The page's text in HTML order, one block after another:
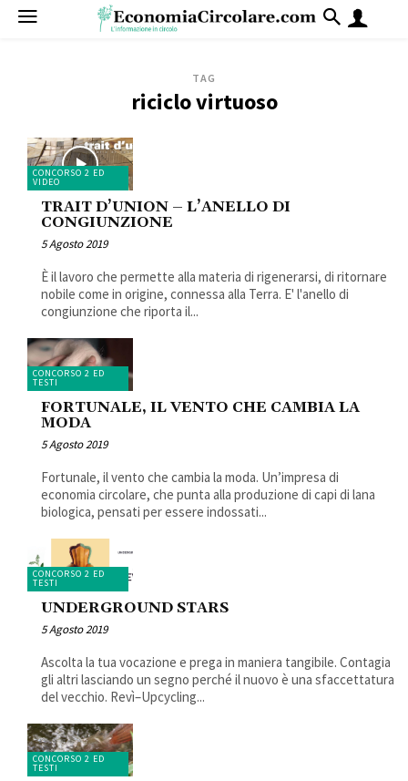
TAG
riciclo virtuoso
CONCORSO 2 ED
VIDEO
TRAIT D’UNION – L’ANELLO DI
CONGIUNZIONE
5 Agosto 2019
È il lavoro che permette alla materia di rigenerarsi, di ritornare
nobile come in origine, connessa alla Terra. E' l'anello di
congiunzione che riporta il...
CONCORSO 2 ED
TESTI
FORTUNALE, IL VENTO CHE CAMBIA LA
MODA
5 Agosto 2019
Fortunale, il vento che cambia la moda. Un’impresa di
economia circolare, che punta alla produzione di capi di lana
biologica, pensati per essere indossati...
CONCORSO 2 ED
TESTI
UNDERGROUND STARS
5 Agosto 2019
Ascolta la tua vocazione e prega in maniera tangibile. Contagia
gli altri lasciando un segno perché il nuovo è una sfaccettatura
del vecchio. Revì–Upcycling...
CONCORSO 2 ED
TESTI